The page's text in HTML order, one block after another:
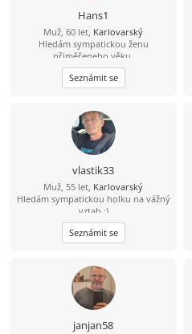
Hans1
Muž, 60 let, Karlovarský
Hledám sympatickou ženu
přiměřeneho věku.
Seznámit se
vlastik33
Muž, 55 let, Karlovarský
Hledám sympatickou holku na vážný
vztah :)
Seznámit se
janjan58